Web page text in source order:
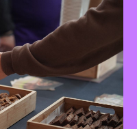
Instagram Twitter/X